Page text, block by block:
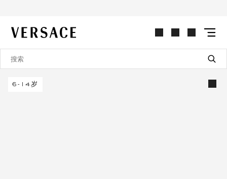
VERSACE | 主页
6-14岁